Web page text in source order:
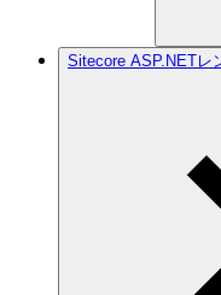
Sitecore ASP.NETレ